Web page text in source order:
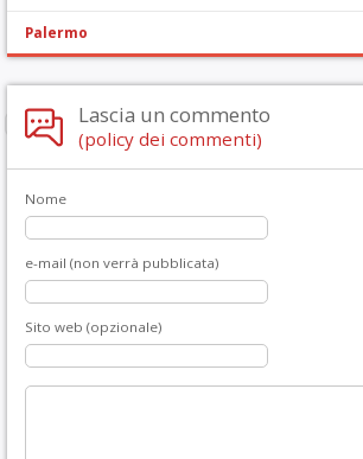
Palermo
Lascia un commento
(policy dei commenti)
Nome
e-mail (non verrà pubblicata)
Sito web (opzionale)